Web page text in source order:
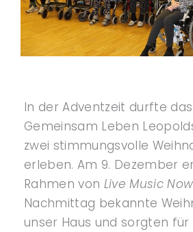
In der Adventzeit durfte
Gemeinsam Leben
zwei stimmungsvolle
erleben. Am 9. Dezember
Rahmen von Live Music Now
Nachmittag bekannte
unser Haus und sorgten